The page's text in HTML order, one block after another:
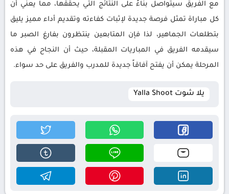
مع الفريق سيتواصل بناءً على النتائج التي يحققها، مما يعني أن
كل مباراة تمثل فرصة جديدة لإثبات كفاءته وتقديم أداء مميز يليق
بتطلعات الجماهير، لذا فإن المتابعين ينتظرون بفارغ الصبر ما
سيقدمه الفريق في المباريات المقبلة، حيث أن النجاح في هذه
المرحلة يمكن أن يفتح آفاقاً جديدة للمدرب والفريق على حد سواء.
يلا شوت Yalla Shoot